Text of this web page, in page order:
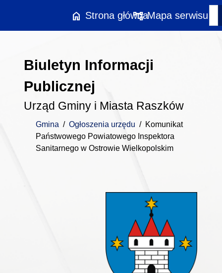
home Strona główna
account_treeMapa serwisu
Biuletyn Informacji
Publicznej
Urząd Gminy i Miasta Raszków
Gmina / Ogłoszenia urzędu / Komunikat
Państwowego Powiatowego Inspektora
Sanitarnego w Ostrowie Wielkopolskim